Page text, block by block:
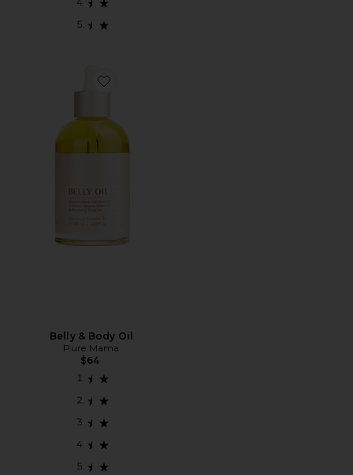
Favorite Belly & Body Oil
Belly & Body Oil
Pure Mama
$64